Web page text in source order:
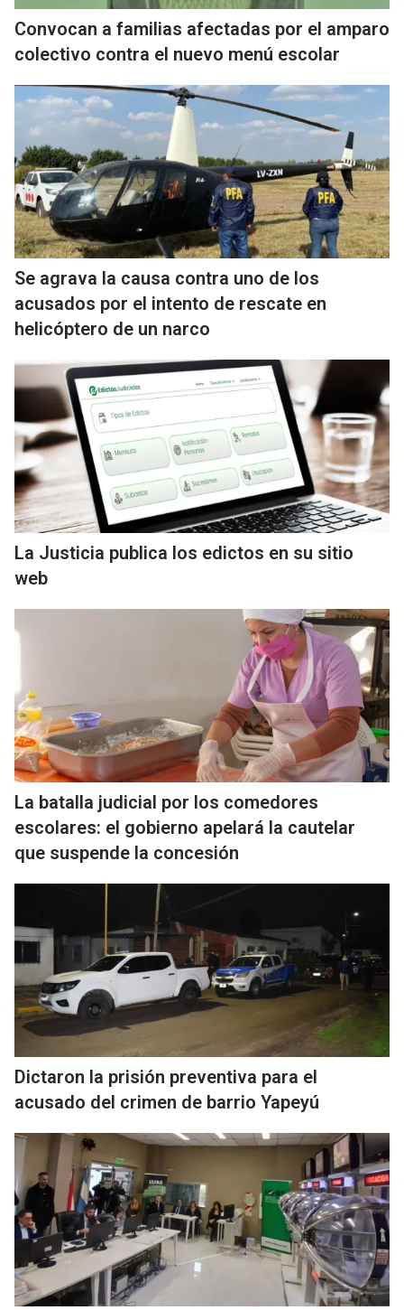
Convocan a familias afectadas por el amparo
colectivo contra el nuevo menú escolar
Se agrava la causa contra uno de los
acusados por el intento de rescate en
helicóptero de un narco
La Justicia publica los edictos en su sitio
web
La batalla judicial por los comedores
escolares: el gobierno apelará la cautelar
que suspende la concesión
Dictaron la prisión preventiva para el
acusado del crimen de barrio Yapeyú